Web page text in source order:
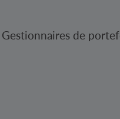
Gestionnaires de